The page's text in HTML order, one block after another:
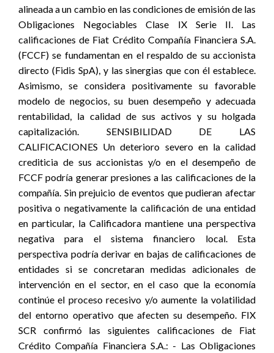
alineada a un cambio en las condiciones de emisión de las
Obligaciones Negociables Clase IX Serie II. Las
calificaciones de Fiat Crédito Compañía Financiera S.A.
(FCCF) se fundamentan en el respaldo de su accionista
directo (Fidis SpA), y las sinergias que con él establece.
Asimismo, se considera positivamente su favorable
modelo de negocios, su buen desempeño y adecuada
rentabilidad, la calidad de sus activos y su holgada
capitalización. SENSIBILIDAD DE LAS
CALIFICACIONES Un deterioro severo en la calidad
crediticia de sus accionistas y/o en el desempeño de
FCCF podría generar presiones a las calificaciones de la
compañía. Sin prejuicio de eventos que pudieran afectar
positiva o negativamente la calificación de una entidad
en particular, la Calificadora mantiene una perspectiva
negativa para el sistema financiero local. Esta
perspectiva podría derivar en bajas de calificaciones de
entidades si se concretaran medidas adicionales de
intervención en el sector, en el caso que la economía
continúe el proceso recesivo y/o aumente la volatilidad
del entorno operativo que afecten su desempeño. FIX
SCR confirmó las siguientes calificaciones de Fiat
Crédito Compañía Financiera S.A.: - Las Obligaciones